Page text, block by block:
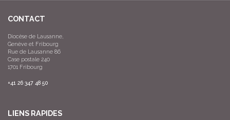
CONTACT
Diocèse de Lausanne,
Genève et Fribourg
Rue de Lausanne 86
Case postale 240
1701 Fribourg
+41 26 347 48 50
LIENS RAPIDES